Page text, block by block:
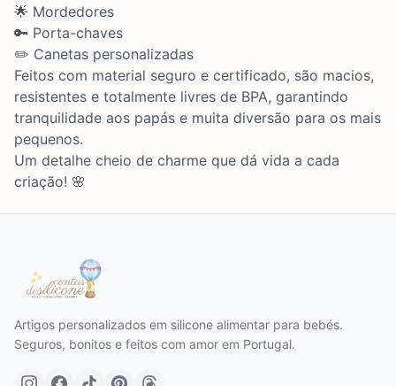
🌟 Mordedores
🔑 Porta-chaves
✏️ Canetas personalizadas
Feitos com material seguro e certificado, são macios,
resistentes e totalmente livres de BPA, garantindo
tranquilidade aos papás e muita diversão para os mais
pequenos.
Um detalhe cheio de charme que dá vida a cada
criação! 🌸
Artigos personalizados em silicone alimentar para bebés.
Seguros, bonitos e feitos com amor em Portugal.